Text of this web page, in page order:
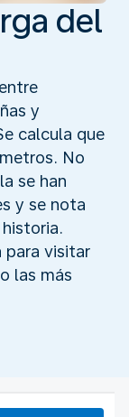
del
y
calcula que
No
se han
y se nota
para visitar
las más